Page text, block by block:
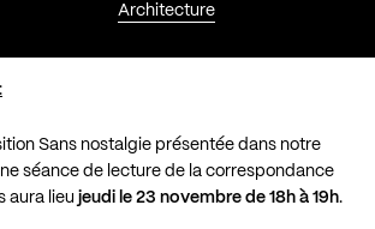
Architecture
Sans nostalgie présentée dans notre
séance de lecture de la correspondance
aura lieu jeudi le 23 novembre de 18h à 19h.